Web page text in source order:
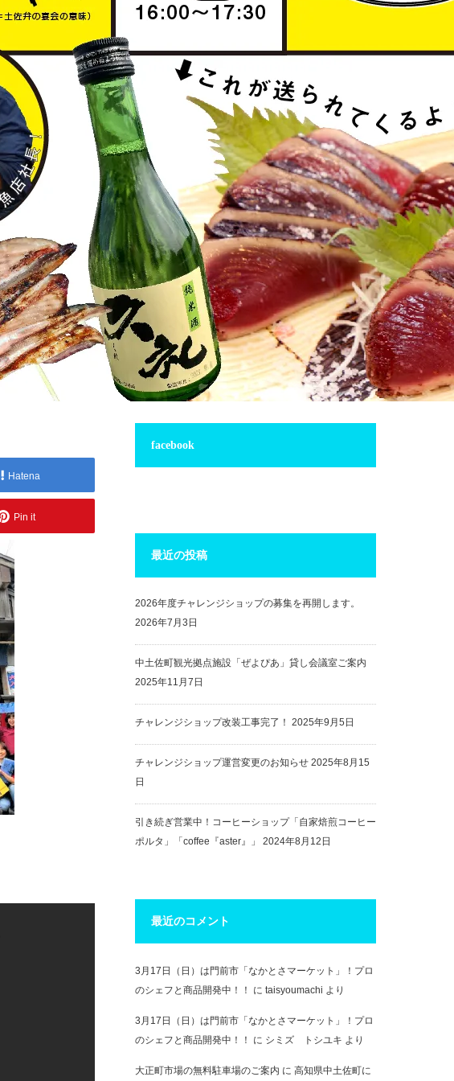
お問い合わせ
Hatena
Pin it
facebook
最近の投稿
2026年度チャレンジショップの募集を再開します。
2026年7月3日
中土佐町観光拠点施設「ぜよぴあ」貸し会議室ご案内
2025年11月7日
チャレンジショップ改装工事完了！ 2025年9月5日
チャレンジショップ運営変更のお知らせ 2025年8月15
日
引き続ぎ営業中！コーヒーショップ「自家焙煎コーヒー
ポルタ」「coffee『aster』」
2024年8月12日
最近のコメント
3月17日（日）は門前市「なかとさマーケット」！プロ
のシェフと商品開発中！！
に taisyoumachi より
3月17日（日）は門前市「なかとさマーケット」！プロ
のシェフと商品開発中！！
に シミズ トシユキ より
大正町市場の無料駐車場のご案内 に 高知県中土佐町に